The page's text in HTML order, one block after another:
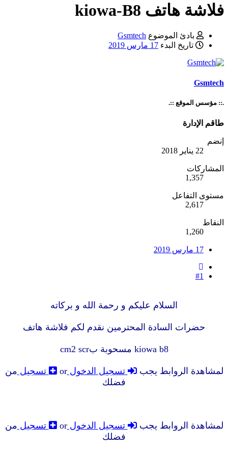
فلاشة هاتف kiowa-B8
بادئ الموضوع Gsmtech
تاريخ البدء 17 مارس 2019
Gsmtech
.:: مؤسس الموقع ::.
طاقم الإدارة
إنضم
22 يناير 2018
المشاركات
1,357
مستوى التفاعل
2,617
النقاط
1,260
17 مارس 2019
#1
السلام عليكم و رحمة الله و بركاته
حضرات السادة المحترمين نقدم لكم فلاشة هاتف
kiowa b8 مسحوبة بcm2 scr
لمشاهدة الروابط يجب تسجيل الدخولor تسجيل من
فضلك
لمشاهدة الروابط يجب تسجيل الدخولor تسجيل من
فضلك